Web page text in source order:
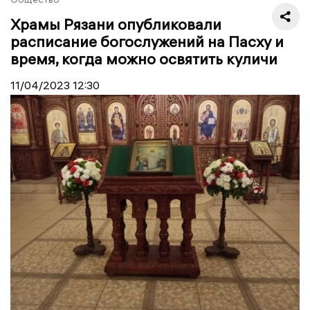
Храмы Рязани опубликовали
расписание богослужений на Пасху и
время, когда можно освятить куличи
11/04/2023 12:30